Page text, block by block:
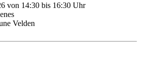
von 14:30 bis 16:30 Uhr
Velden